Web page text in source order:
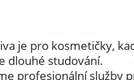
je pro kosmetičky,
dlouhé studování.
profesionální služby